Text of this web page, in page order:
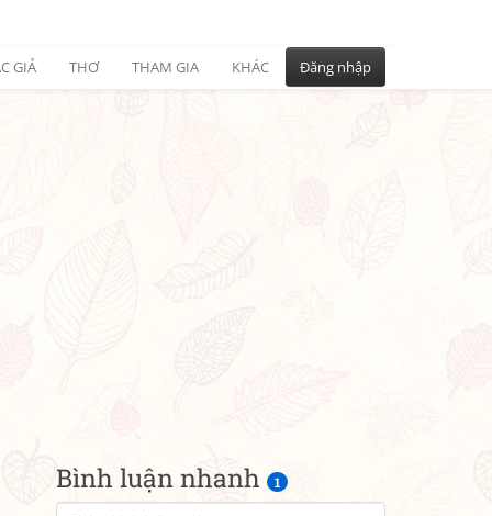
GIẢ THƠ THAM GIA KHÁC Đăng nhập
Bình luận nhanh 1